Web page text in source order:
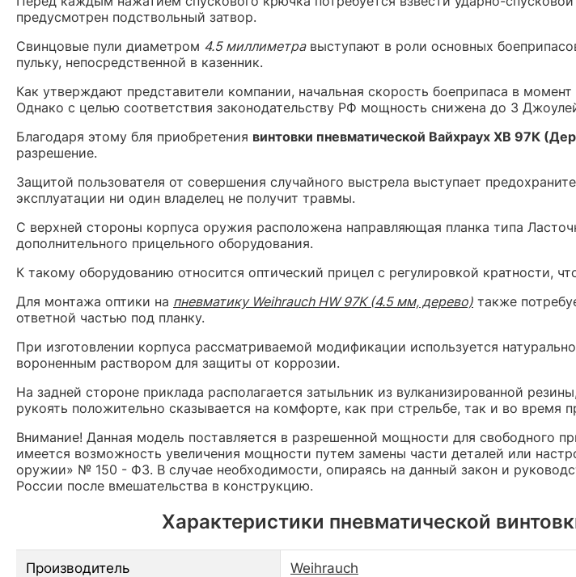
предусмотрен подствольный затвор.
Свинцовые пули диаметром 4.5 миллиметравыступают в роли основных
пульку, непосредственной в казенник.
Как утверждают представители компании, начальная скорость боеприпаса в
Однако с целью соответствия законодательству РФ мощность снижена до 3
Благодаря этому бля приобретения винтовки пневматической Вайхраух ХВ 97К
разрешение.
Защитой пользователя от совершения случайного выстрела выступает
эксплуатации ни один владелец не получит травмы.
С верхней стороны корпуса оружия расположена направляющая планка типа
дополнительного прицельного оборудования.
К такому оборудованию относится оптический прицел с регулировкой кратности,
Для монтажа оптики на пневматику Weihrauch HW 97K (4.5 мм, дерево) также
ответной частью под планку.
При изготовлении корпуса рассматриваемой модификации используется
вороненным раствором для защиты от коррозии.
На задней стороне приклада располагается затыльник из вулканизированной
рукоять положительно сказывается на комфорте, как при стрельбе, так и во время
Внимание! Данная модель поставляется в разрешенной мощности для свободного
имеется возможность увеличения мощности путем замены части деталей или
оружии» № 150 - ФЗ. В случае необходимости, опираясь на данный закон и
России после вмешательства в конструкцию.
Характеристики пневматической
Производитель Weihrauch